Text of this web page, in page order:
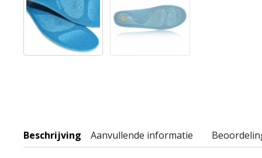
Beschrijving Aanvullende informatie